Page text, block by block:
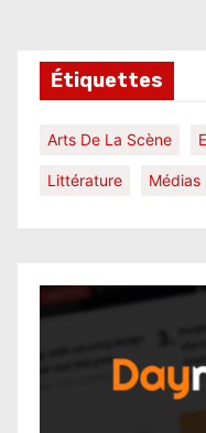
Étiquettes
Arts De La Scène
Littérature Médias